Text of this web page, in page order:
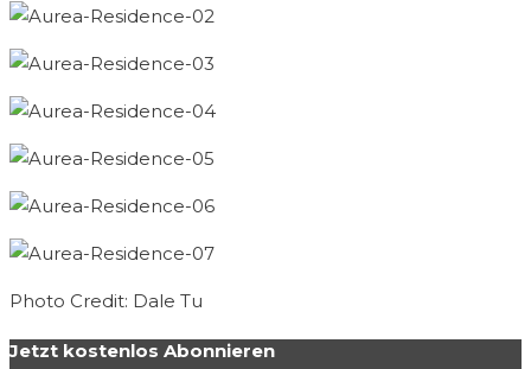
Photo Credit: Dale Tu
Jetzt kostenlos Abonnieren